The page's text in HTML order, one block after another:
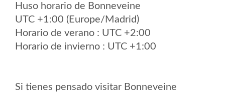
Huso horario de Bonneveine
UTC +1:00 (Europe/Madrid)
Horario de verano : UTC +2:00
Horario de invierno : UTC +1:00
Si tienes pensado visitar Bonneveine